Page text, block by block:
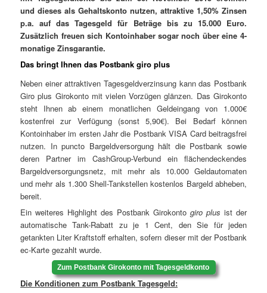
und dieses als Gehaltskonto nutzen, attraktive 1,50% Zinsen
p.a. auf das Tagesgeld für Beträge bis zu 15.000 Euro.
Zusätzlich freuen sich Kontoinhaber sogar noch über eine 4-
monatige Zinsgarantie.
Das bringt Ihnen das Postbank giro plus
Neben einer attraktiven Tagesgeldverzinsung kann das Postbank
Giro plus Girokonto mit vielen Vorzügen glänzen. Das Girokonto
steht Ihnen ab einem monatlichen Geldeingang von 1.000€
kostenfrei zur Verfügung (sonst 5,90€). Bei Bedarf können
Kontoinhaber im ersten Jahr die Postbank VISA Card beitragsfrei
nutzen. In puncto Bargeldversorgung hält die Postbank sowie
deren Partner im CashGroup-Verbund ein flächendeckendes
Bargeldversorgungsnetz, mit mehr als 10.000 Geldautomaten
und mehr als 1.300 Shell-Tankstellen kostenlos Bargeld abheben,
bereit.
Ein weiteres Highlight des Postbank Girokonto giro plus ist der
automatische Tank-Rabatt zu je 1 Cent, den Sie für jeden
getankten Liter Kraftstoff erhalten, sofern dieser mit der Postbank
ec-Karte gezahlt wurde.
Zum Postbank Girokonto mit Tagesgeldkonto
Die Konditionen zum Postbank Tagesgeld: